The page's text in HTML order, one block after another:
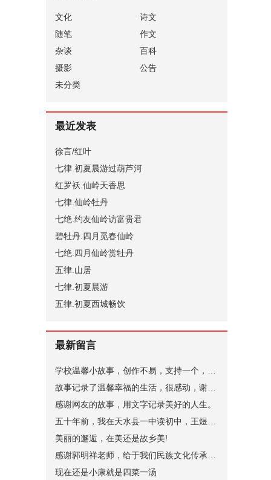
文化
诗文
随笔
作文
杂谈
百科
摄影
公告
未分类
最近发表
徐言/红叶
七律.初夏晨游过葫芦河
红罗袄.仙岭天香思
七律.仙岭牡丹
七绝.约友仙岭访富贵君
碧牡丹.四月觅春仙岭
七绝.四月仙岭赏牡丹
五律.山居
七律.初夏晨游
五律.初夏西城畅饮
最新留言
感谢网友的故事，用文字记录美好的人生。
美丽的邂逅，在美还是故乡美!
现在还是小康就是四菜一汤